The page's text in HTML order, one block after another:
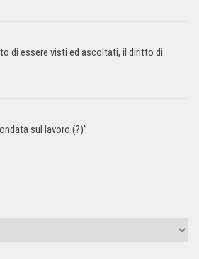
di essere visti ed ascoltati, il diritto di
sul lavoro (?)”